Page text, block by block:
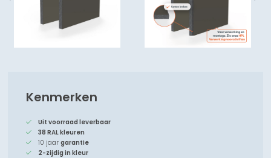
Kenmerken
Uit voorraad leverbaar
38 RAL kleuren
10 jaargarantie
2-zijdig in kleur